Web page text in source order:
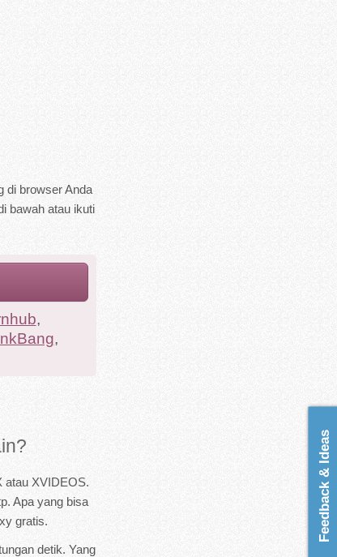
di browser Anda
bawah atau ikuti
,
,
atau XVIDEOS.
Apa yang bisa
gratis.
detik. Yang
Feedback & Ideas